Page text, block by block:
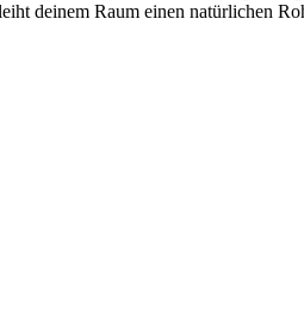
deinem Raum einen natürlichen